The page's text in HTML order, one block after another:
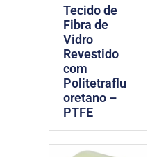
Tecido de
Fibra de
Vidro
Revestido
com
Politetraflu
oretano –
PTFE